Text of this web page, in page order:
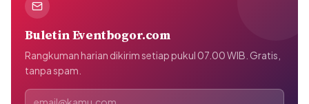
Buletin Eventbogor.com
Rangkuman harian dikirim setiap pukul 07.00 WIB. Gratis,
tanpa spam.
Alamat email